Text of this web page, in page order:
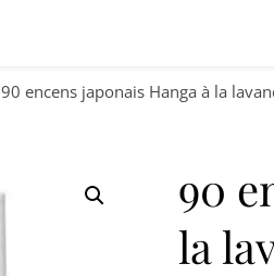
90 encens japonais Hanga à la
90
la